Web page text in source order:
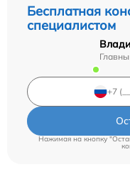
Бесплатная
специалистом
Нажимая на кнопку